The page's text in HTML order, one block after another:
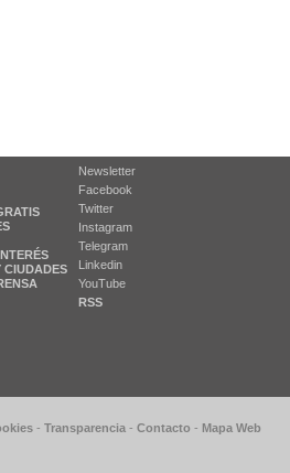
CIUDADES
Newsletter
Facebook
Twitter
Instagram
Telegram
Linkedin
YouTube
RSS
- Transparencia - Contacto - Mapa Web